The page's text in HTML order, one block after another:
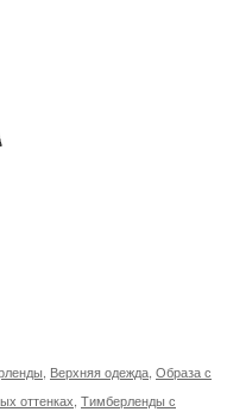
Верхняя одежда Образа с
оттенках Тимберленды с